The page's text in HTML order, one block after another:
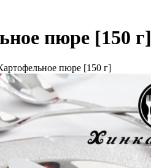
пюре [150 г]
пюре [150 г]